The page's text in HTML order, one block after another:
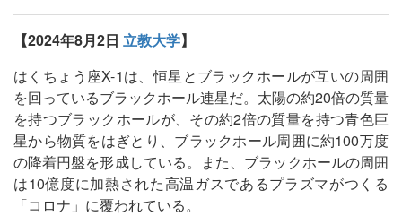
【2024年8月2日 立教大学】
はくちょう座X-1は、恒星とブラックホールが互いの周囲
を回っているブラックホール連星だ。太陽の約20倍の質量
を持つブラックホールが、その約2倍の質量を持つ青色巨
星から物質をはぎとり、ブラックホール周囲に約100万度
の降着円盤を形成している。また、ブラックホールの周囲
は10億度に加熱された高温ガスであるプラズマがつくる
「コロナ」に覆われている。